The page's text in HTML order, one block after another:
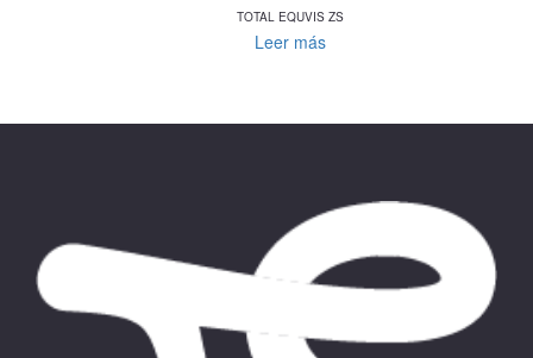
TOTAL EQUVIS ZS
Leer más